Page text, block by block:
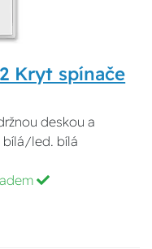
Kryt spínače
deskou a
bílá/led. bílá